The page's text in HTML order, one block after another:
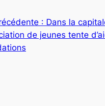
: Dans la
de jeunes tente